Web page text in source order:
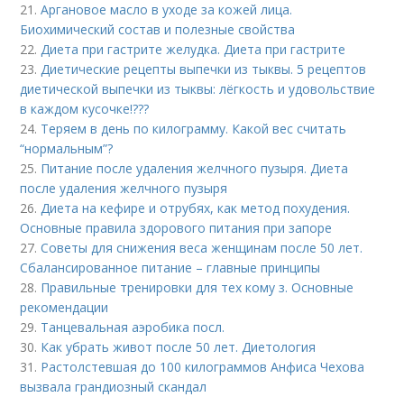
21.Аргановое масло в уходе за кожей лица.
Биохимический состав и полезные свойства
22.Диета при гастрите желудка. Диета при гастрите
23.Диетические рецепты выпечки из тыквы. 5 рецептов
диетической выпечки из тыквы: лёгкость и удовольствие
в каждом кусочке!???
24. Теряем в день по килограмму. Какой вес считать
“нормальным”?
25. Питание после удаления желчного пузыря. Диета
после удаления желчного пузыря
26.Диета на кефире и отрубях, как метод похудения.
Основные правила здорового питания при запоре
27.Советы для снижения веса женщинам после 50 лет.
Сбалансированное питание – главные принципы
28. Правильные тренировки для тех кому з. Основные
рекомендации
29. Танцевальная аэробика посл.
30. Как убрать живот после 50 лет. Диетология
31. Растолстевшая до 100 килограммов Анфиса Чехова
вызвала грандиозный скандал